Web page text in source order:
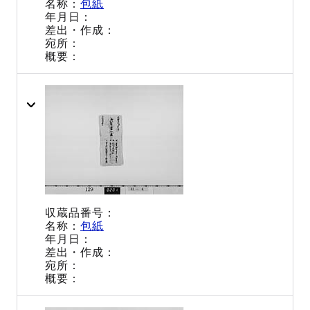
包紙